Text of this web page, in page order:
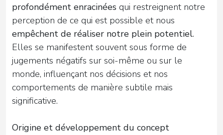
profondément enracinées qui restreignent notre
perception de ce qui est possible et nous
empêchent de réaliser notre plein potentiel.
Elles se manifestent souvent sous forme de
jugements négatifs sur soi-même ou sur le
monde, influençant nos décisions et nos
comportements de manière subtile mais
significative.
Origine et développement du concept